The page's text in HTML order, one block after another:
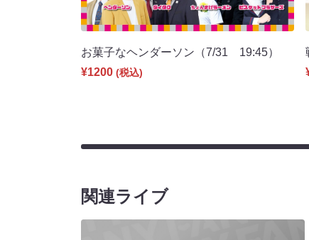
お菓子なヘンダーソン（7/31 19:45）
¥1200 (税込)
関連ライブ